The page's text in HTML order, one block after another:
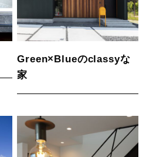
Green×Blueのclassyな
家